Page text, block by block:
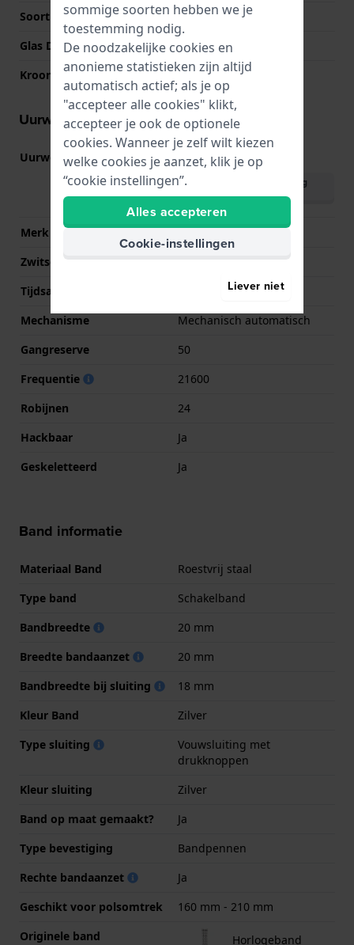
Soort glas
Saffier
Glas Diameter
34.50
Kroon
Trek kroon
Uurwerk informatie
Uurwerk nr. F6F44 (Bekijk specificaties
Download handleiding
(English)
Merk uurwerk
Seiko Instruments Inc.
Zwitsers uurwerk
Nee
Tijdsaanduiding
Mechanisme
Mechanisch automatisch
Gangreserve
50
Frequentie
21600
Robijnen
24
Hackbaar
Ja
Geskeletteerd
Ja
Band informatie
Materiaal Band
Roestvrij staal
Type band
Schakelband
Bandbreedte
20 mm
Breedte bandaanzet
20 mm
Bandbreedte bij sluiting
18 mm
Kleur Band
Zilver
Type sluiting
Vouwsluiting met
drukknoppen
Kleur sluiting
Zilver
Band op maat gemaakt?
Ja
Type bevestiging
Bandpennen
Rechte bandaanzet
Ja
Geschikt voor polsomtrek
160 mm - 210 mm
Originele band
Horlogeband
sommige soorten hebben we je
toestemming nodig.
De noodzakelijke cookies en
anonieme statistieken zijn altijd
automatisch actief; als je op
"accepteer alle cookies" klikt,
accepteer je ook de optionele
cookies. Wanneer je zelf wilt kiezen
welke cookies je aanzet, klik je op
“cookie instellingen”.
Alles accepteren
Cookie-instellingen
Liever niet